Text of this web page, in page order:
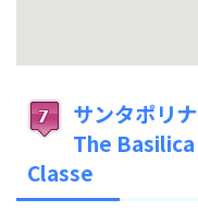
サンタポリ
The
Classe